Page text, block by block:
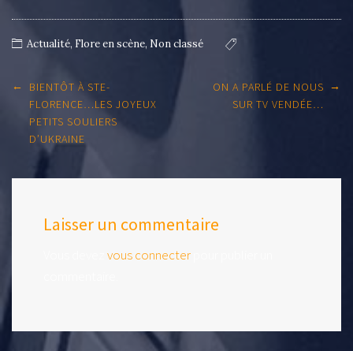
Actualité, Flore en scène, Non classé
Post
navigation
←
BIENTÔT À STE-
FLORENCE…LES JOYEUX
PETITS SOULIERS
D’UKRAINE
ON A PARLÉ DE NOUS
SUR TV VENDÉE…
→
Laisser un commentaire
vous connecter